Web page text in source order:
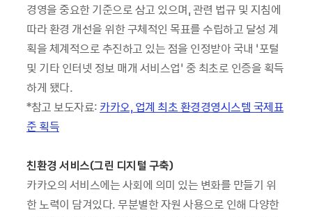
경영을 중요한 기준으로 삼고 있으며, 관련 법규 및 지침에
따라 환경 개선을 위한 구체적인 목표를 수립하고 달성 계
획을 체계적으로 추진하고 있는 점을 인정받아 국내 ‘포털
및 기타 인터넷 정보 매개 서비스업’ 중 최초로 인증을 획득
하게 됐다.
*참고 보도자료: 카카오, 업계 최초 환경경영시스템 국제표
준 획득
친환경 서비스(그린 디지털 구축)
카카오의 서비스에는 사회에 의미 있는 변화를 만들기 위
한 노력이 담겨있다. 무분별한 자원 사용으로 인해 다양한